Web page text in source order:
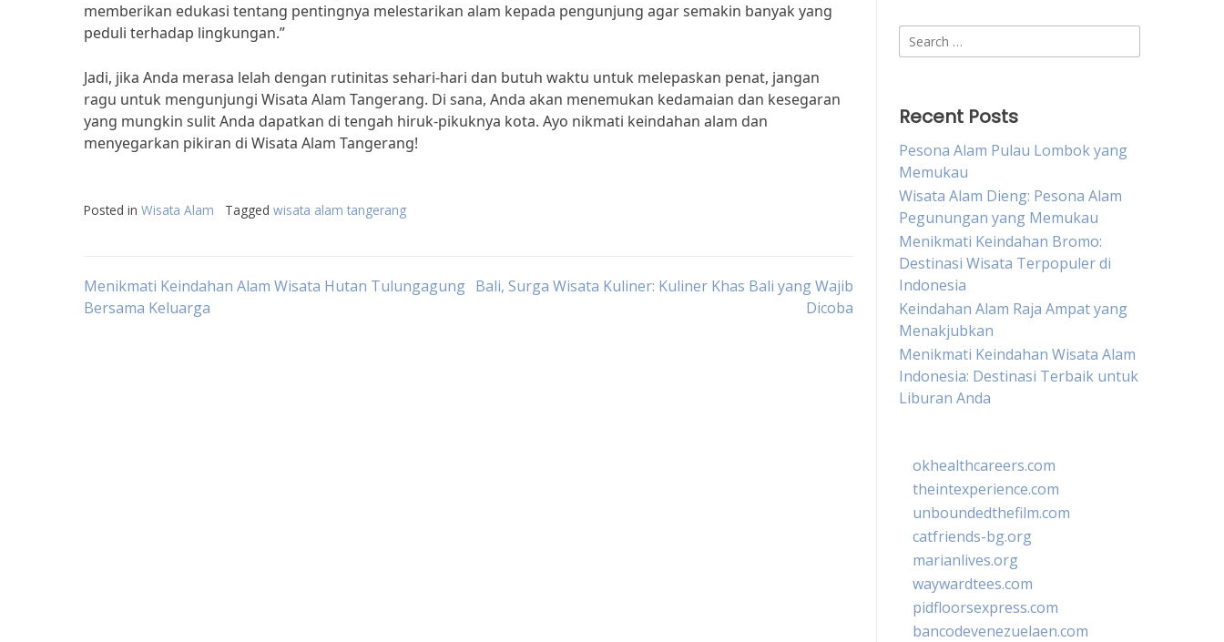
memberikan edukasi tentang pentingnya melestarikan alam kepada pengunjung agar semakin banyak yang
peduli terhadap lingkungan.”
Jadi, jika Anda merasa lelah dengan rutinitas sehari-hari dan butuh waktu untuk melepaskan penat, jangan
ragu untuk mengunjungi Wisata Alam Tangerang. Di sana, Anda akan menemukan kedamaian dan kesegaran
yang mungkin sulit Anda dapatkan di tengah hiruk-pikuknya kota. Ayo nikmati keindahan alam dan
menyegarkan pikiran di Wisata Alam Tangerang!
Posted in Wisata Alam Tagged wisata alam tangerang
Post
Menikmati Keindahan Alam Wisata Hutan Tulungagung
Bersama Keluarga
Bali, Surga Wisata Kuliner: Kuliner Khas Bali yang Wajib
Dicoba
Search
for:
Recent Posts
Pesona Alam Pulau Lombok yang
Memukau
Wisata Alam Dieng: Pesona Alam
Pegunungan yang Memukau
Menikmati Keindahan Bromo:
Destinasi Wisata Terpopuler di
Indonesia
Keindahan Alam Raja Ampat yang
Menakjubkan
Menikmati Keindahan Wisata Alam
Indonesia: Destinasi Terbaik untuk
Liburan Anda
okhealthcareers.com
theintexperience.com
unboundedthefilm.com
catfriends-bg.org
marianlives.org
waywardtees.com
pidfloorsexpress.com
bancodevenezuelaen.com